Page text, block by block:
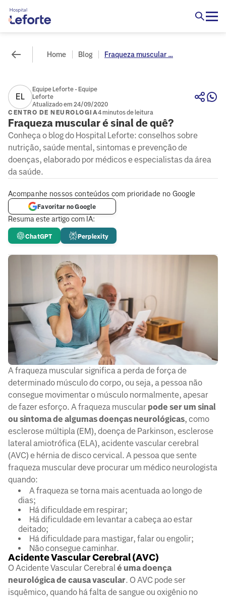
Home Blog Fraqueza muscular ...
EL
Equipe Leforte - Equipe
Leforte
Atualizado em 24/09/2020
CENTRO DE NEUROLOGIA4 minutos de leitura
Fraqueza muscular é sinal de quê?
Conheça o blog do Hospital Leforte: conselhos sobre
nutrição, saúde mental, sintomas e prevenção de
doenças, elaborado por médicos e especialistas da área
da saúde.
Resuma este artigo com IA:
ChatGPT Perplexity
Acompanhe nossos conteúdos com prioridade no Google
Favoritar no Google
A fraqueza muscular significa a perda de força de
determinado músculo do corpo, ou seja, a pessoa não
consegue movimentar o músculo normalmente, apesar
de fazer esforço. A fraqueza muscular pode ser um sinal
ou sintoma de algumas doenças neurológicas, como
esclerose múltipla (EM), doença de Parkinson, esclerose
lateral amiotrófica (ELA), acidente vascular cerebral
(AVC) e hérnia de disco cervical. A pessoa que sente
fraqueza muscular deve procurar um médico neurologista
quando:
A fraqueza se torna mais acentuada ao longo de
dias;
Há dificuldade em respirar;
Há dificuldade em levantar a cabeça ao estar
deitado;
Há dificuldade para mastigar, falar ou engolir;
Não consegue caminhar.
Acidente Vascular Cerebral (AVC)
O Acidente Vascular Cerebralé uma doença
neurológica de causa vascular. O AVC pode ser
isquêmico, quando há falta de sangue ou oxigênio no